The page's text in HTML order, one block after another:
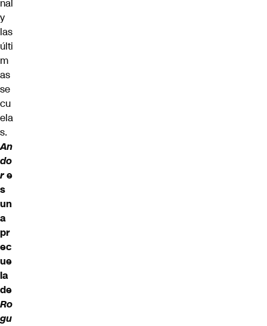
nal
y
las
últi
m
as
se
cu
ela
s.
An
do
re
s
un
a
pr
ec
ue
la
de
Ro
gu